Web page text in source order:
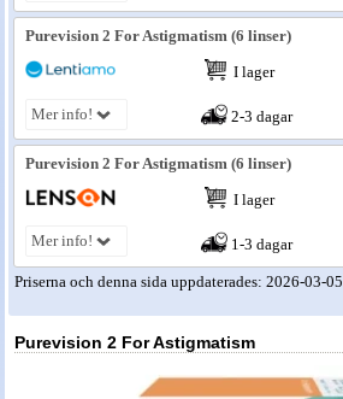
Purevision 2 For Astigmatism (6 linser)
Mer info!
I lager
2-3 dagar
Purevision 2 For Astigmatism (6 linser)
Mer info!
I lager
1-3 dagar
Priserna och denna sida uppdaterades: 2026-03-05
Purevision 2 For Astigmatism